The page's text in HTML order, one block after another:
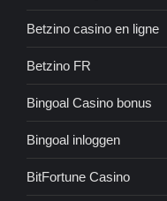
Betzino casino en ligne
Betzino FR
Bingoal Casino bonus
Bingoal inloggen
BitFortune Casino